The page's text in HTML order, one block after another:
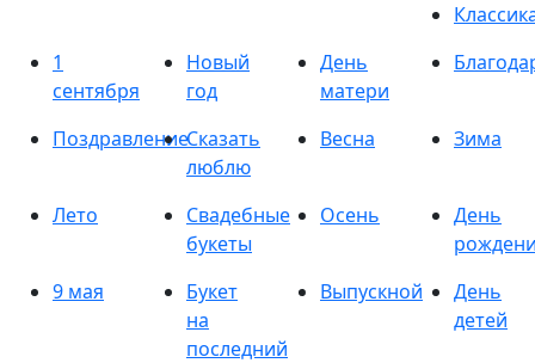
1
сентября
Новый
год
День
матери
ПоздравлениеСказать
люблю
Весна Зима
Лето
Свадебные
букеты
Осень
День
9 мая
Букет
на
последний
Выпускной
День
детей